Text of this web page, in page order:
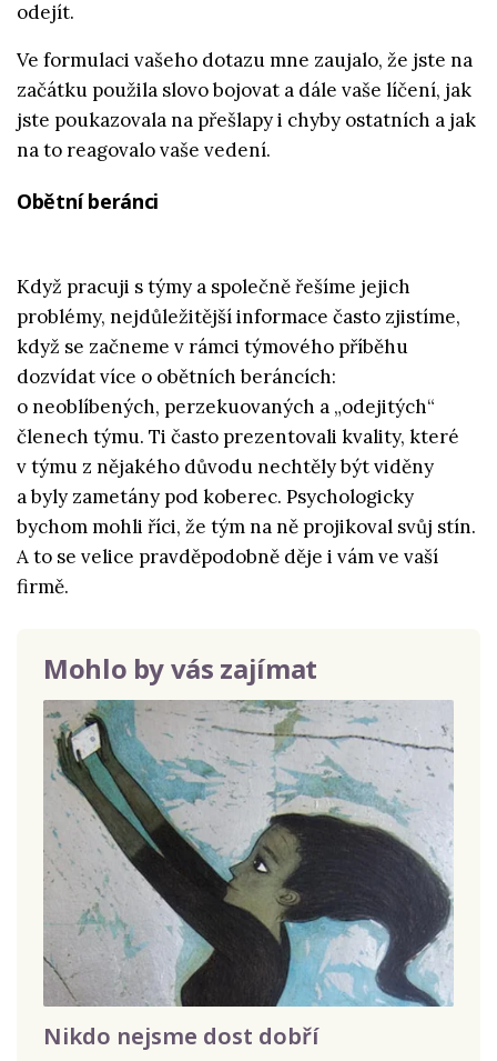
odejít.
Ve formulaci vašeho dotazu mne zaujalo, že jste na
začátku použila slovo bojovat a dále vaše líčení, jak
jste poukazovala na přešlapy i chyby ostatních a jak
na to reagovalo vaše vedení.
Obětní beránci
Když pracuji s týmy a společně řešíme jejich
problémy, nejdůležitější informace často zjistíme,
když se začneme v rámci týmového příběhu
dozvídat více o obětních beráncích:
o neoblíbených, perzekuovaných a „odejitých“
členech týmu. Ti často prezentovali kvality, které
v týmu z nějakého důvodu nechtěly být viděny
a byly zametány pod koberec. Psychologicky
bychom mohli říci, že tým na ně projikoval svůj stín.
A to se velice pravděpodobně děje i vám ve vaší
firmě.
Mohlo by vás zajímat
Nikdo nejsme dost dobří